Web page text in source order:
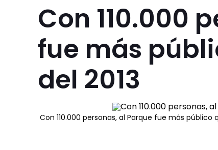
Con 110.000
fue más
del 2013
Con 110.000 personas, al Parque fue más público